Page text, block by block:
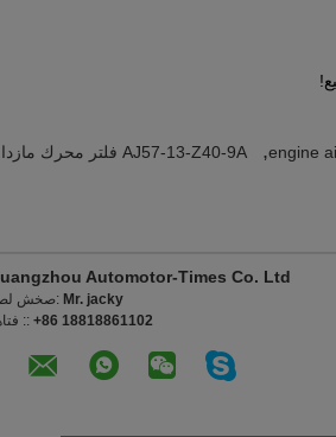
engine
, AJ57-13-Z40-9A فلتر محرك مازدا
Automotor-Times Co. Ltd
اتصل Mr. jacky
+86 18818861102